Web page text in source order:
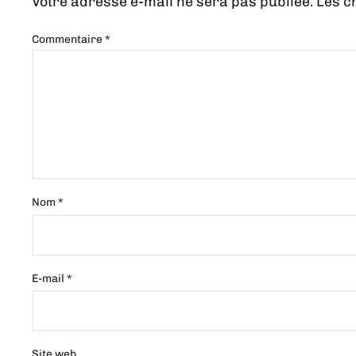
Commentaire *
Nom *
E-mail *